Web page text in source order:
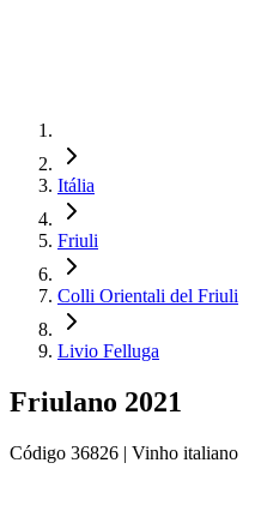
Itália
Friuli
Colli Orientali del Friuli
Livio Felluga
Friulano 2021
Código 36826 | Vinho italiano